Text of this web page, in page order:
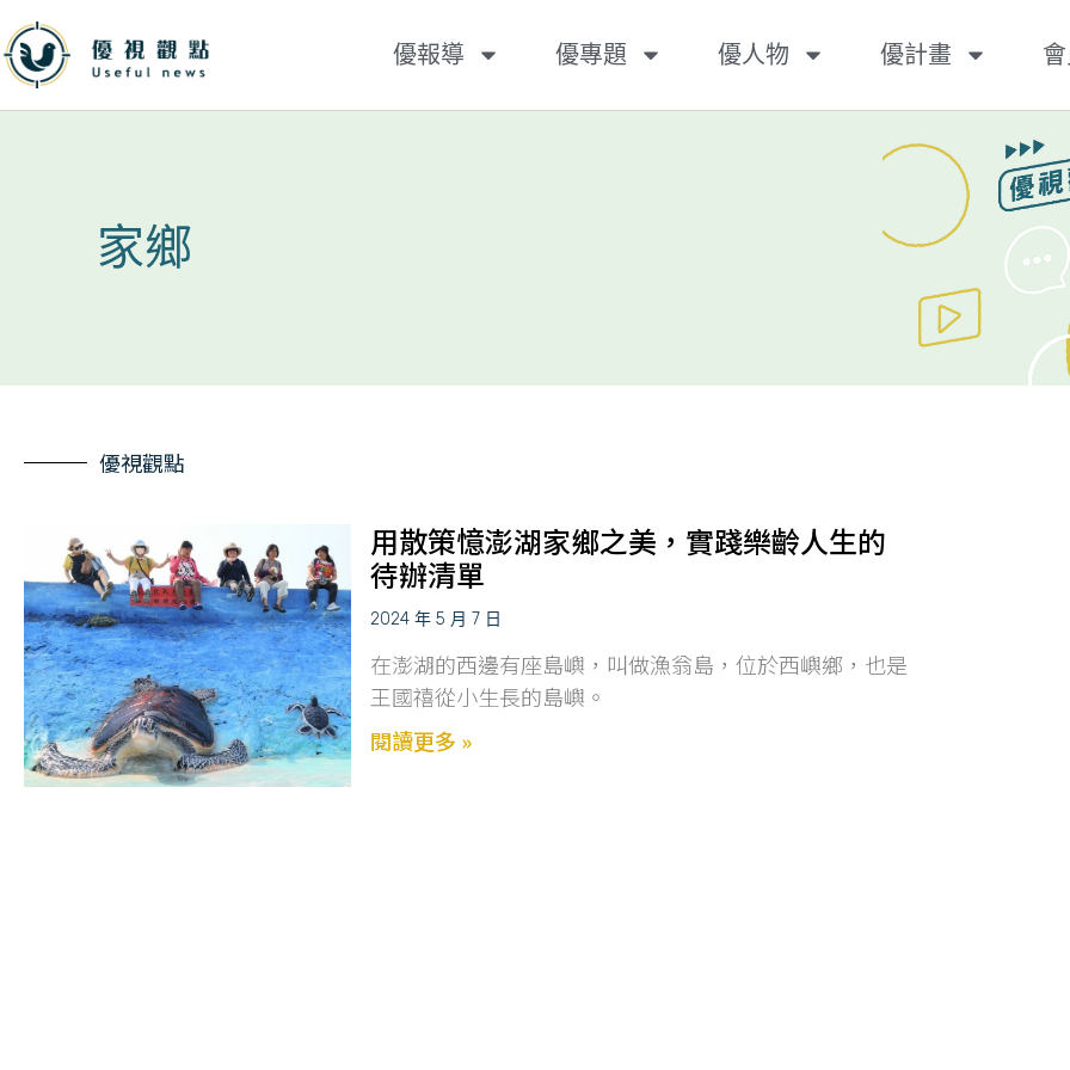
優報導 優專題 優人物 優計畫
家鄉
優視觀點
用散策憶澎湖家鄉之美，實踐樂齡人生的
待辦清單
2024 年 5 月 7 日
在澎湖的西邊有座島嶼，叫做漁翁島，位於西嶼鄉，也是
王國禧從小生長的島嶼。
閱讀更多 »